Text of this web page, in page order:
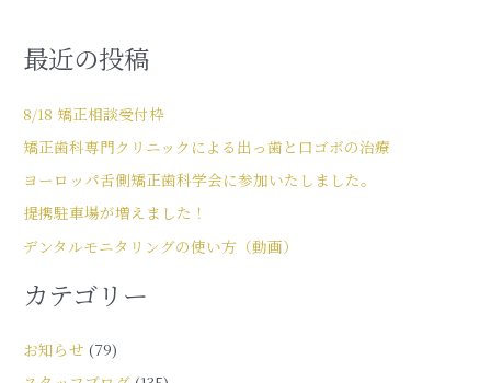
最近の投稿
8/18 矯正相談受付枠
矯正歯科専門クリニックによる出っ歯と口ゴボの治療
ヨーロッパ舌側矯正歯科学会に参加いたしました。
提携駐車場が増えました！
デンタルモニタリングの使い方（動画）
カテゴリー
お知らせ (79)